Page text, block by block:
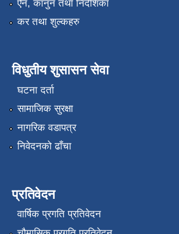
ऐन, कानुन तथा निर्देशिका
कर तथा शुल्कहरु
विधुतीय शुसासन सेवा
घटना दर्ता
सामाजिक सुरक्षा
नागरिक वडापत्र
निवेदनको ढाँचा
प्रतिवेदन
वार्षिक प्रगति प्रतिवेदन